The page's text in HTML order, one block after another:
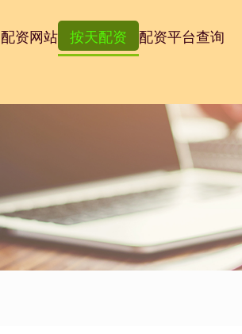
配资网站 按天配资 配资平台查询